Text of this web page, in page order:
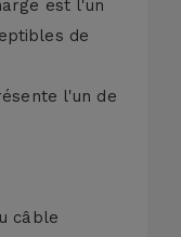
est l'un
de
l'un de
câble